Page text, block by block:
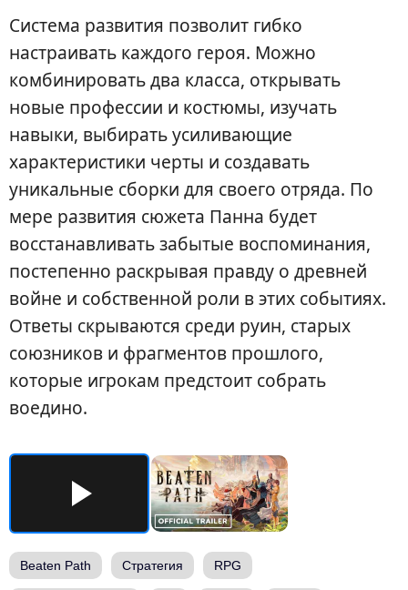
Система развития позволит гибко
настраивать каждого героя. Можно
комбинировать два класса, открывать
новые профессии и костюмы, изучать
навыки, выбирать усиливающие
характеристики черты и создавать
уникальные сборки для своего отряда. По
мере развития сюжета Панна будет
восстанавливать забытые воспоминания,
постепенно раскрывая правду о древней
войне и собственной роли в этих событиях.
Ответы скрываются среди руин, старых
союзников и фрагментов прошлого,
которые игрокам предстоит собрать
воедино.
Beaten Path Стратегия RPG